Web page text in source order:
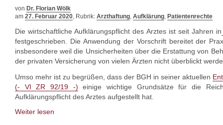
von Dr. Florian Wölk
am 27. Februar 2020, Rubrik: Arzthaftung, Aufklärung, Patientenrechte
Die wirtschaftliche Aufklärungspflicht des Arztes ist seit Jahren in
festgeschrieben. Die Anwendung der Vorschrift bereitet der
insbesondere weil die Unsicherheiten über die Erstattung von
der privaten Versicherung von vielen Ärzten nicht überblickt
Umso mehr ist zu begrüßen, dass der BGH in seiner aktuellen
(- VI ZR 92/19 -) einige wichtige Grundsätze für die
Aufklärungspflicht des Arztes aufgestellt hat.
Weiter lesen